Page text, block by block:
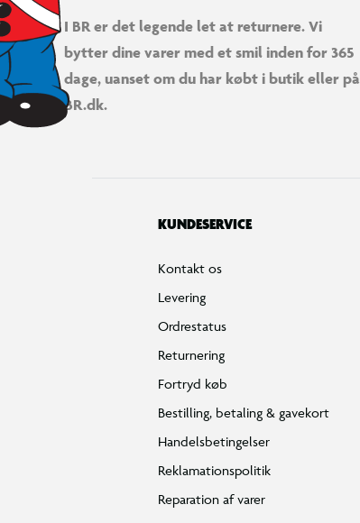
I BR er det legende let at returnere. Vi
bytter dine varer med et smil inden for 365
dage, uanset om du har købt i butik eller på
BR.dk.
KUNDESERVICE
Kontakt os
Levering
Ordrestatus
Returnering
Fortryd køb
Bestilling, betaling & gavekort
Handelsbetingelser
Reklamationspolitik
Reparation af varer